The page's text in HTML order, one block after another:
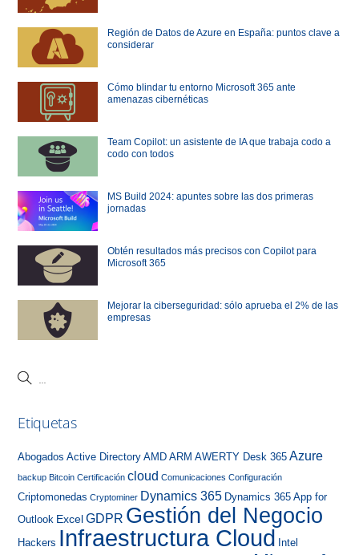
Región de Datos de Azure en España: puntos clave a
considerar
Cómo blindar tu entorno Microsoft 365 ante
amenazas cibernéticas
Team Copilot: un asistente de IA que trabaja codo a
codo con todos
MS Build 2024: apuntes sobre las dos primeras
jornadas
Obtén resultados más precisos con Copilot para
Microsoft 365
Mejorar la ciberseguridad: sólo aprueba el 2% de las
empresas
Etiquetas
Abogados Active Directory AMD ARM AWERTY Desk 365 Azure
backup Bitcoin Certificación cloud Comunicaciones Configuración
Criptomonedas Cryptominer Dynamics 365 Dynamics 365 App for
Outlook Excel GDPR Gestión del Negocio
Hackers Infraestructura Cloud
Intel